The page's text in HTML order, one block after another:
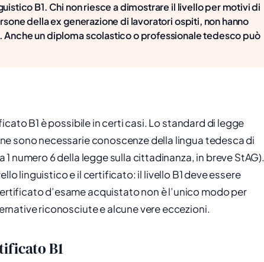
B1. Chi non riesce a dimostrare il livello per motivi di
della ex generazione di lavoratori ospiti, non hanno
un diploma scolastico o professionale tedesco può
B1 è possibile in certi casi. Lo standard di legge
sono necessarie conoscenze della lingua tedesca di
1 numero 6 della legge sulla cittadinanza, in breve StAG).
linguistico e il certificato: il livello B1 deve essere
d’esame acquistato non è l’unico modo per
riconosciute e alcune vere eccezioni.
B1